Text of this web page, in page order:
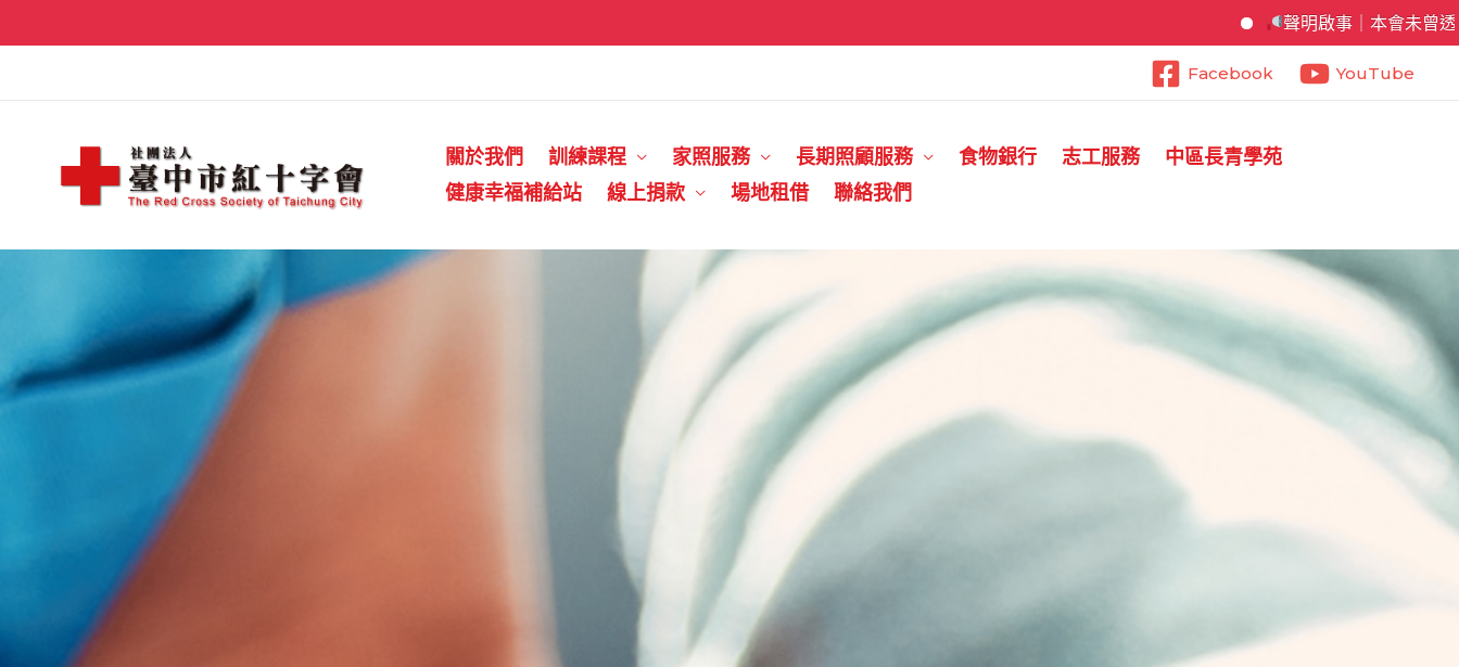
聲明啟事｜本會未曾透過通訊軟體
至
Facebook YouTube
關於我們 訓練課程 家照服務 長期照顧服務 食物銀行 志工服務
中區長青學苑
健康幸福補給站
線上捐款 場地租借 聯絡我們